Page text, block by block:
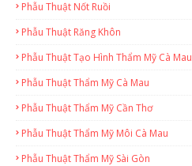
Phẫu Thuật Nốt Ruồi
Phẫu Thuật Răng Khôn
Phẫu Thuật Tạo Hình Thẩm Mỹ Cà Mau
Phẫu Thuật Thẩm Mỹ Cà Mau
Phẫu Thuật Thẩm Mỹ Cần Thơ
Phẫu Thuật Thẩm Mỹ Môi Cà Mau
Phẫu Thuật Thẩm Mỹ Sài Gòn